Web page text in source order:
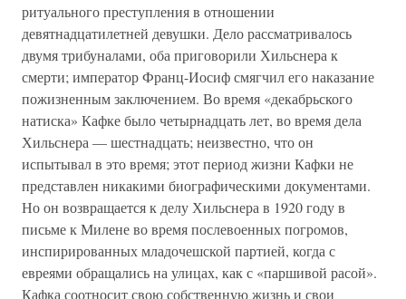
ритуального преступления в отношении
девятнадцатилетней девушки. Дело рассматривалось
двумя трибуналами, оба приговорили Хильснера к
смерти; император Франц-Иосиф смягчил его наказание
пожизненным заключением. Во время «декабрьского
натиска» Кафке было четырнадцать лет, во время дела
Хильснера — шестнадцать; неизвестно, что он
испытывал в это время; этот период жизни Кафки не
представлен никакими биографическими документами.
Но он возвращается к делу Хильснера в 1920 году в
письме к Милене во время послевоенных погромов,
инспирированных младочешской партией, когда с
евреями обращались на улицах, как с «паршивой расой».
Кафка соотносит свою собственную жизнь и свои